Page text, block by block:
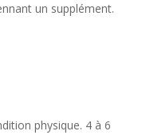
un supplément.
physique. 4 à 6